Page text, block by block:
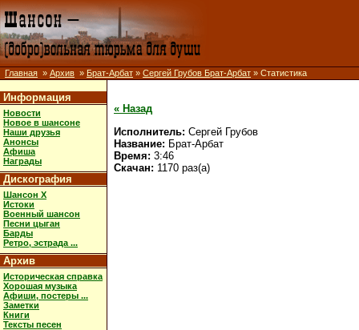
Главная » Архив » Брат-Арбат » Сергей Грубов Брат-Арбат » Статистика
Информация
Новости
Новое в шансоне
Наши друзья
Анонсы
Афиша
Награды
Дискография
Шансон X
Истоки
Военный шансон
Песни цыган
Барды
Ретро, эстрада ...
Архив
Историческая справка
Хорошая музыка
Афиши, постеры ...
Заметки
Книги
Тексты песен
« Назад
Исполнитель: Сергей Грубов
Название: Брат-Арбат
Время: 3:46
Скачан: 1170 раз(а)